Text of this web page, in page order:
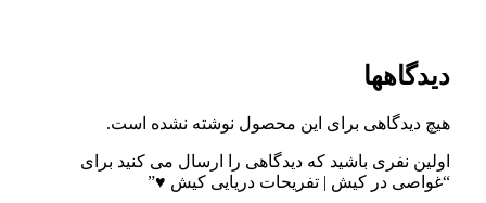
دیدگاهها
هیچ دیدگاهی برای این محصول نوشته نشده است.
اولین نفری باشید که دیدگاهی را ارسال می کنید برای
“غواصی در کیش | تفریحات دریایی کیش ♥”